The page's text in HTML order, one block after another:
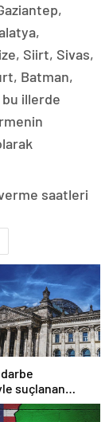
Siirt, Sivas,
Batman,
bu illerde
saatleri
darbe
suçlanan
yasaklandı